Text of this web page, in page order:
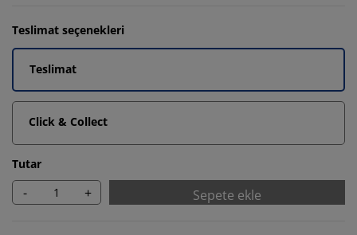
Teslimat seçenekleri
Teslimat
Click & Collect
Tutar
- + Sepete ekle